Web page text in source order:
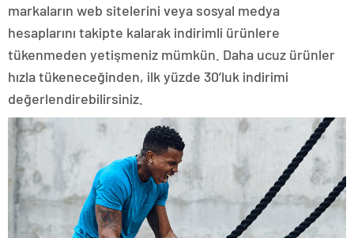
markaların web sitelerini veya sosyal medya
hesaplarını takipte kalarak indirimli ürünlere
tükenmeden yetişmeniz mümkün. Daha ucuz ürünler
hızla tükeneceğinden, ilk yüzde 30’luk indirimi
değerlendirebilirsiniz.